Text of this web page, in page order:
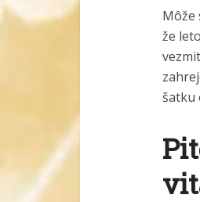
Môže
že
šatku